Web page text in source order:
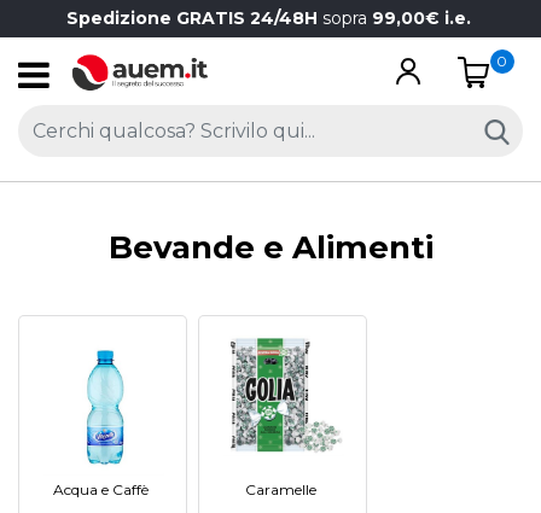
Spedizione GRATIS 24/48H sopra 99,00€ i.e.
Open
0
Bevande e Alimenti
Acqua e Caffè Caramelle